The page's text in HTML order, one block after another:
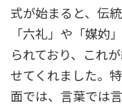
式が始まると、伝
「六礼」や「媒妁
られており、これ
せてくれました。
面では、言葉では